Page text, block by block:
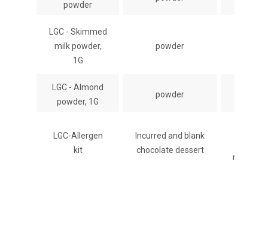
powder
LGC - Skimmed
milk powder,
1G
powder
LGC - Almond
powder, 1G
powder
LGC-Allergen
kit
Incurred and blank
chocolate dessert
matrix